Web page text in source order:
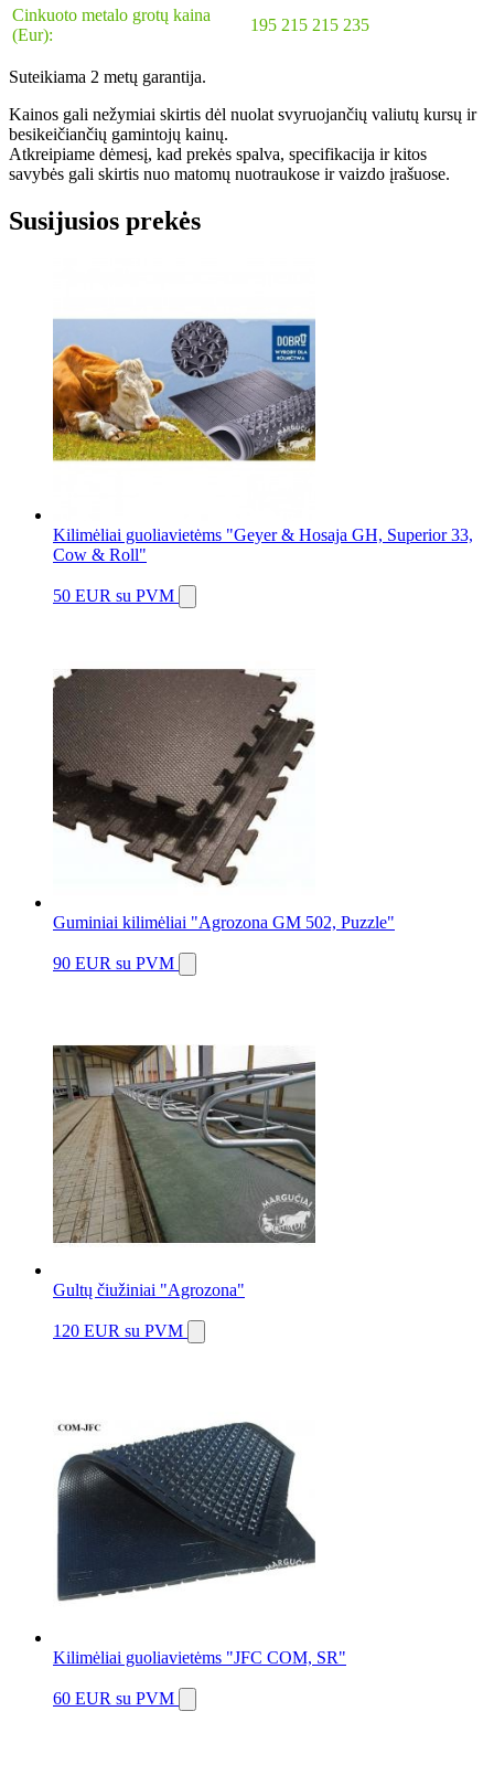
Cinkuoto metalo grotų kaina
(Eur):
195 215 215 235
Suteikiama 2 metų garantija.
Kainos gali nežymiai skirtis dėl nuolat svyruojančių valiutų kursų ir
besikeičiančių gamintojų kainų.
Atkreipiame dėmesį, kad prekės spalva, specifikacija ir kitos
savybės gali skirtis nuo matomų nuotraukose ir vaizdo įrašuose.
Susijusios prekės
Kilimėliai guoliavietėms "Geyer & Hosaja GH, Superior 33,
Cow & Roll"
50 EUR su PVM
Guminiai kilimėliai "Agrozona GM 502, Puzzle"
90 EUR su PVM
Gultų čiužiniai "Agrozona"
120 EUR su PVM
Kilimėliai guoliavietėms "JFC COM, SR"
60 EUR su PVM